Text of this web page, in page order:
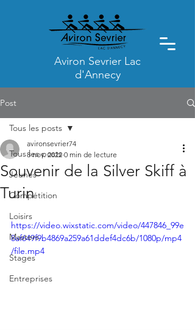
Aviron Sevrier Lac
d'Annecy
Post
Tous les posts
Jeunes
Compétition
Loisirs
Masters
Stages
Entreprises
Tous les posts
Souvenir de la Silver Skiff à
Turin
avironsevrier74
8 nov. 2022 0 min de lecture
https://video.wixstatic.com/video/447846_99e
8af649f9b4869a259a61ddef4dc6b/1080p/mp4
/file.mp4